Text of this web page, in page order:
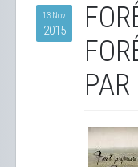
13 Nov
2015